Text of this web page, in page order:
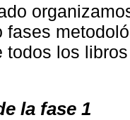
fases
todos los
la fase 1